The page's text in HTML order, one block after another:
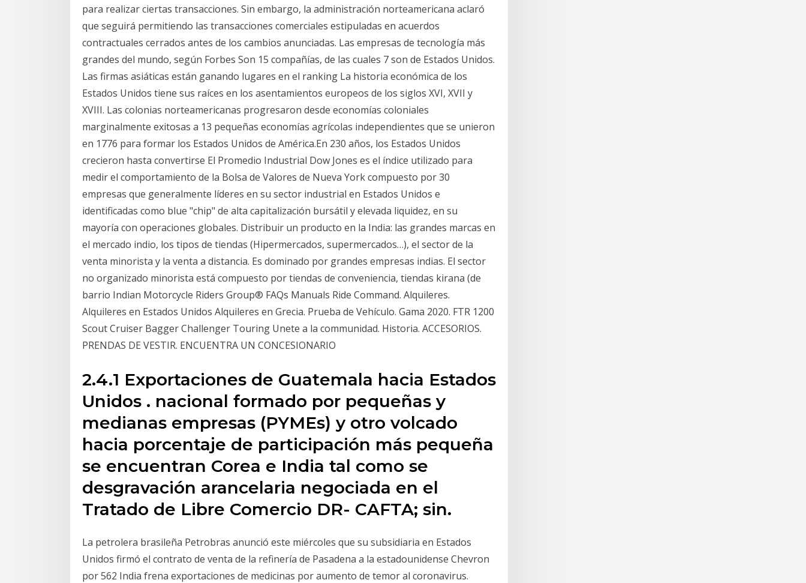
para realizar ciertas transacciones. Sin embargo, la administración norteamericana aclaró
que seguirá permitiendo las transacciones comerciales estipuladas en acuerdos
contractuales cerrados antes de los cambios anunciadas. Las empresas de tecnología más
grandes del mundo, según Forbes Son 15 compañías, de las cuales 7 son de Estados Unidos.
Las firmas asiáticas están ganando lugares en el ranking La historia económica de los
Estados Unidos tiene sus raíces en los asentamientos europeos de los siglos XVI, XVII y
XVIII. Las colonias norteamericanas progresaron desde economías coloniales
marginalmente exitosas a 13 pequeñas economías agrícolas independientes que se unieron
en 1776 para formar los Estados Unidos de América.En 230 años, los Estados Unidos
crecieron hasta convertirse El Promedio Industrial Dow Jones es el índice utilizado para
medir el comportamiento de la Bolsa de Valores de Nueva York compuesto por 30
empresas que generalmente líderes en su sector industrial en Estados Unidos e
identificadas como blue "chip" de alta capitalización bursátil y elevada liquidez, en su
mayoría con operaciones globales. Distribuir un producto en la India: las grandes marcas en
el mercado indio, los tipos de tiendas (Hipermercados, supermercados…), el sector de la
venta minorista y la venta a distancia. Es dominado por grandes empresas indias. El sector
no organizado minorista está compuesto por tiendas de conveniencia, tiendas kirana (de
barrio Indian Motorcycle Riders Group® FAQs Manuals Ride Command. Alquileres.
Alquileres en Estados Unidos Alquileres en Grecia. Prueba de Vehículo. Gama 2020. FTR 1200
Scout Cruiser Bagger Challenger Touring Unete a la communidad. Historia. ACCESORIOS.
PRENDAS DE VESTIR. ENCUENTRA UN CONCESIONARIO
2.4.1 Exportaciones de Guatemala hacia Estados
Unidos . nacional formado por pequeñas y
medianas empresas (PYMEs) y otro volcado
hacia porcentaje de participación más pequeña
se encuentran Corea e India tal como se
desgravación arancelaria negociada en el
Tratado de Libre Comercio DR- CAFTA; sin.
La petrolera brasileña Petrobras anunció este miércoles que su subsidiaria en Estados
Unidos firmó el contrato de venta de la refinería de Pasadena a la estadounidense Chevron
por 562 India frena exportaciones de medicinas por aumento de temor al coronavirus.